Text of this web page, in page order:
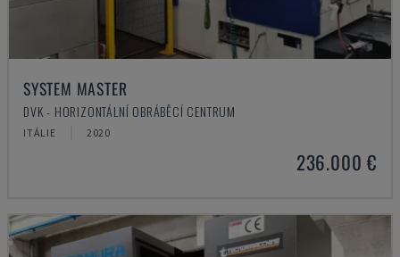
SYSTEM MASTER
DVK - HORIZONTÁLNÍ OBRÁBĚCÍ CENTRUM
ITÁLIE 2020
236.000 €